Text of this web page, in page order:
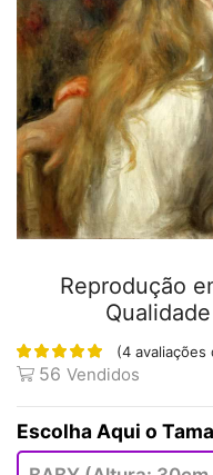
Reprodução
(4 avaliações
56 Vendidos